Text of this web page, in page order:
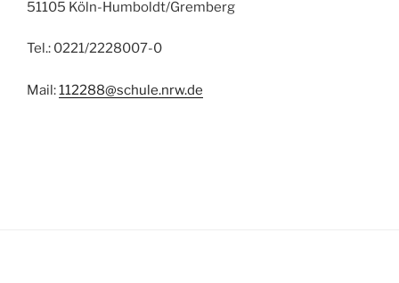
51105 Köln-Humboldt/Gremberg
Tel.: 0221/2228007-0
Mail:112288@schule.nrw.de